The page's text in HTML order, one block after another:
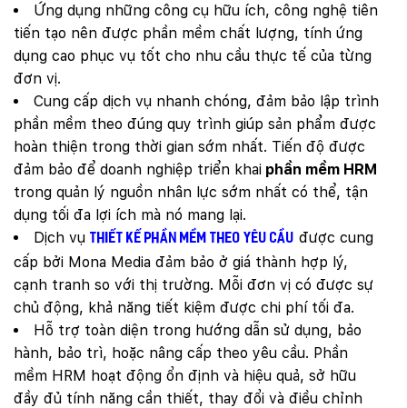
Ứng dụng những công cụ hữu ích, công nghệ tiên
tiến tạo nên được phần mềm chất lượng, tính ứng
dụng cao phục vụ tốt cho nhu cầu thực tế của từng
đơn vị.
Cung cấp dịch vụ nhanh chóng, đảm bảo lập trình
phần mềm theo đúng quy trình giúp sản phẩm được
hoàn thiện trong thời gian sớm nhất. Tiến độ được
đảm bảo để doanh nghiệp triển khai phần mềm HRM
trong quản lý nguồn nhân lực sớm nhất có thể, tận
dụng tối đa lợi ích mà nó mang lại.
Dịch vụ thiết kế phần mềm theo yêu cầu được cung
cấp bởi Mona Media đảm bảo ở giá thành hợp lý,
cạnh tranh so với thị trường. Mỗi đơn vị có được sự
chủ động, khả năng tiết kiệm được chi phí tối đa.
Hỗ trợ toàn diện trong hướng dẫn sử dụng, bảo
hành, bảo trì, hoặc nâng cấp theo yêu cầu. Phần
mềm HRM hoạt động ổn định và hiệu quả, sở hữu
đầy đủ tính năng cần thiết, thay đổi và điều chỉnh